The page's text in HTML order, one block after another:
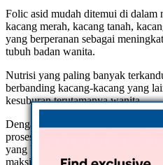
Folic asid mudah ditemui di dalam
kacang merah, kacang tanah,
yang berperanan sebagai
tubuh badan wanita.
Nutrisi yang paling banyak
berbanding kacang-kacang yang
kesuburan terutamanya wanita.
Dengan bantuan vitamin E juga
proses kehamilan. Bukan itu saja,
yang berperanan bagi mengatur
maksimum.